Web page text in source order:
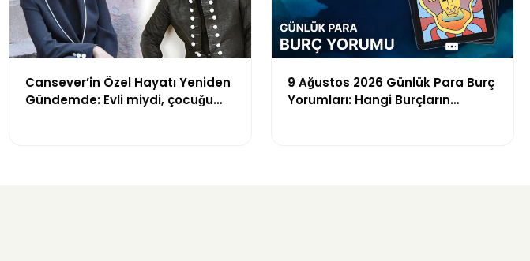
Cansever’in Özel Hayatı Yeniden
Gündemde: Evli miydi, çocuğu
9 Ağustos 2026 Günlük Para Burç
Yorumları: Hangi Burçların